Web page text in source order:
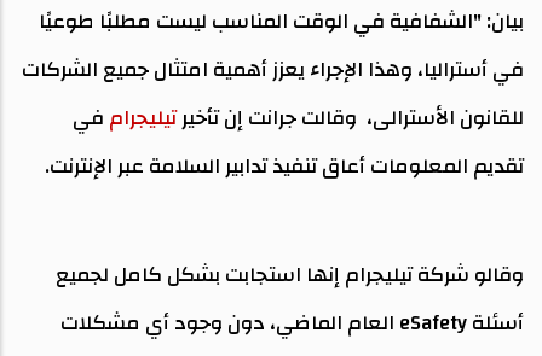
بيان: "الشفافية في الوقت المناسب ليست مطلبًا طوعيًا
في أستراليا، وهذا الإجراء يعزز أهمية امتثال جميع الشركات
للقانون الأسترالى، وقالت جرانت إن تأخيرتيليجرامفي
تقديم المعلومات أعاق تنفيذ تدابير السلامة عبر الإنترنت.
وقالو شركة تيليجرام إنها استجابت بشكل كامل لجميع
أسئلة eSafety العام الماضي، دون وجود أي مشكلات